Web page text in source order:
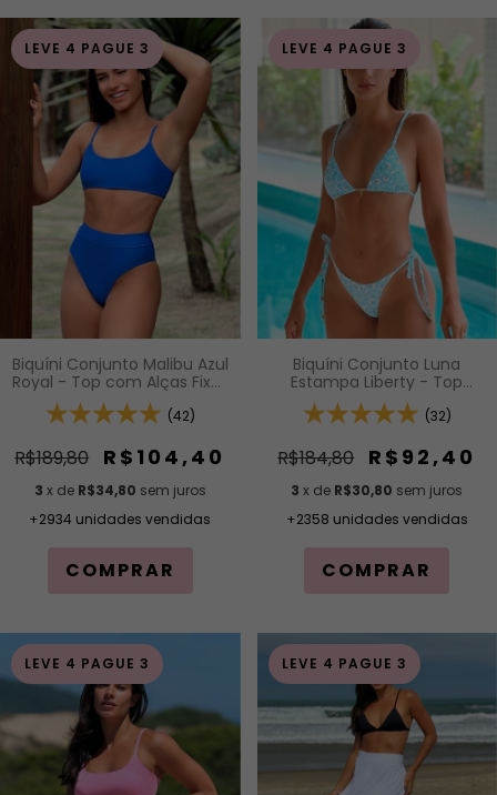
LEVE 4 PAGUE 3
Biquíni Conjunto Malibu Azul
Royal - Top com Alças Fixas
e Bojo Removível e
Calcinha Cintura Alta (Hot
(42)
R$189,80 R$104,40
3 x de R$34,80 sem juros
+2934 unidades vendidas
COMPRAR
LEVE 4 PAGUE 3
Biquíni Conjunto Luna
Estampa Liberty - Top
Cortininha com Bojo
Removível e Calcinha de
Lateral
(32)
R$184,80 R$92,40
3 x de R$30,80 sem juros
+2358 unidades vendidas
COMPRAR
LEVE 4 PAGUE 3 LEVE 4 PAGUE 3